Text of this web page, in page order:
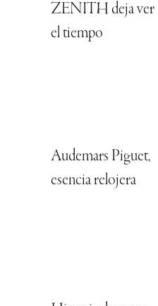
ZENITH deja ver
el tiempo
Audemars Piguet,
esencia relojera